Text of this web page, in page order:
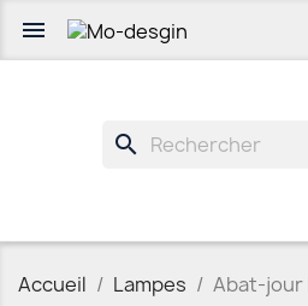

search
Accueil Lampes Abat-jour